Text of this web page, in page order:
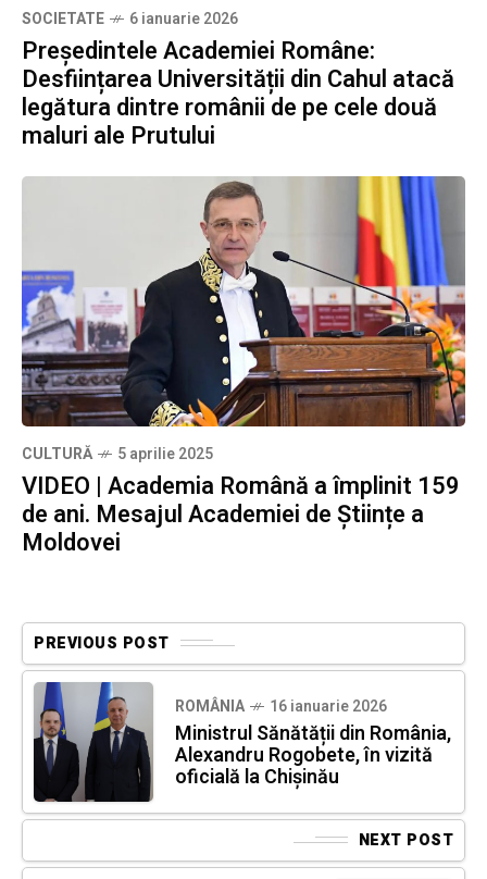
SOCIETATE 6 ianuarie 2026
Președintele Academiei Române:
Desființarea Universității din Cahul atacă
legătura dintre românii de pe cele două
maluri ale Prutului
CULTURĂ 5 aprilie 2025
VIDEO | Academia Română a împlinit 159
de ani. Mesajul Academiei de Științe a
Moldovei
PREVIOUS POST
ROMÂNIA 16 ianuarie 2026
Ministrul Sănătății din România,
Alexandru Rogobete, în vizită
oficială la Chișinău
NEXT POST